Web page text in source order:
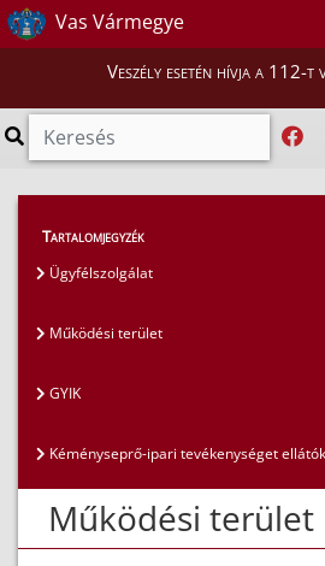
Vas Vármegye
Veszély esetén hívja a 112-
Lakosság >
Tartalomjegyzék
Ügyfélszolgálat
Működési terület
GYIK
Kéményseprő-ipari tevékenységet
Működési terület